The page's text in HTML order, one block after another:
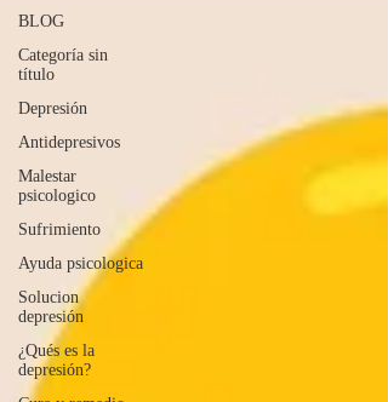
BLOG
Categoría sin
título
Depresión
Antidepresivos
Malestar
psicologico
Sufrimiento
Ayuda psicologica
Solucion
depresión
¿Qués es la
depresión?